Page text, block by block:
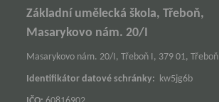
Základní umělecká škola, Třeboň,
Masarykovo nám. 20/I
Masarykovo nám. 20/I, Třeboň I, 379 01, Třeboň
Identifikátor datové schránky: kw5jg6b